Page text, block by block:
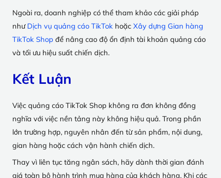
Ngoài ra, doanh nghiệp có thể tham khảo các giải pháp
như Dịch vụ quảng cáo TikTok hoặc Xây dựng Gian hàng
TikTok Shop để nâng cao độ ổn định tài khoản quảng cáo
và tối ưu hiệu suất chiến dịch.
Kết Luận
Việc quảng cáo TikTok Shop không ra đơn không đồng
nghĩa với việc nền tảng này không hiệu quả. Trong phần
lớn trường hợp, nguyên nhân đến từ sản phẩm, nội dung,
gian hàng hoặc cách vận hành chiến dịch.
Thay vì liên tục tăng ngân sách, hãy dành thời gian đánh
giá toàn bộ hành trình mua hàng của khách hàng. Khi các